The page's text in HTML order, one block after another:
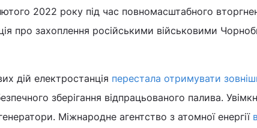
2022 року під час повномасштабного
про захоплення російськими військовими
дій електростанція перестала отримувати
зберігання відпрацьованого палива.
Міжнародне агентство з атомної енергії